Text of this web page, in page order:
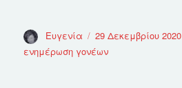
Συντάκτης
Ευγενία
Δημοσιεύτηκε
την
29 Δεκεμβρίου 2020
ενημέρωση γονέων